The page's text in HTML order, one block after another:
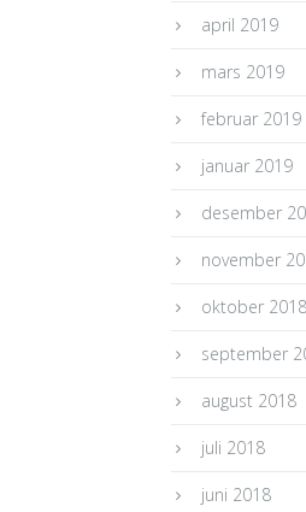
april 2019
mars 2019
februar 2019
januar 2019
desember
november
oktober 2018
september
august 2018
juli 2018
juni 2018